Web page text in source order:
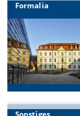
Formalia